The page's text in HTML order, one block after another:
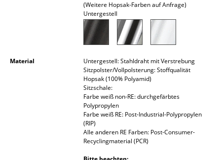
... alle Accessoires(Weitere Hopsak-Farben auf Anfrage)
Untergestell
Material
Untergestell: Stahldraht mit Verstrebung
Sitzpolster/Vollpolsterung: Stoffqualität
Hopsak (100% Polyamid)
Sitzschale:
Farbe weiß non-RE: durchgefärbtes
Polypropylen
Farbe weiß RE: Post-Industrial-Polypropylen
(RIP)
Alle anderen RE Farben: Post-Consumer-
Recyclingmaterial (PCR)